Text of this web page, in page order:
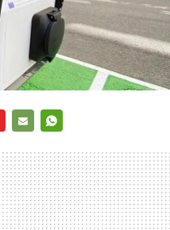
MAIL